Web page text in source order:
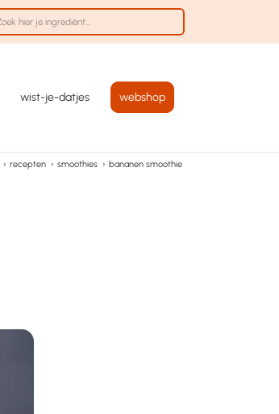
wist-je-datjes webshop
› recepten › smoothies › bananen smoothie